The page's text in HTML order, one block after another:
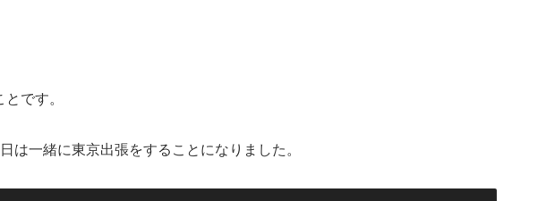
です。
は一緒に東京出張をすることになりました。